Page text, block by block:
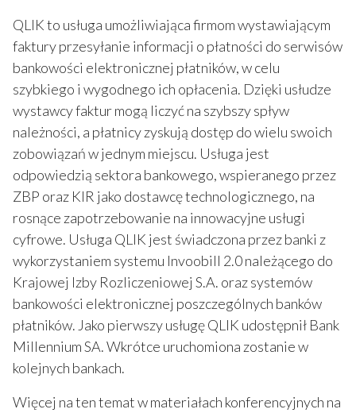
QLIK to usługa umożliwiająca firmom wystawiającym
faktury przesyłanie informacji o płatności do serwisów
bankowości elektronicznej płatników, w celu
szybkiego i wygodnego ich opłacenia. Dzięki usłudze
wystawcy faktur mogą liczyć na szybszy spływ
należności, a płatnicy zyskują dostęp do wielu swoich
zobowiązań w jednym miejscu. Usługa jest
odpowiedzią sektora bankowego, wspieranego przez
ZBP oraz KIR jako dostawcę technologicznego, na
rosnące zapotrzebowanie na innowacyjne usługi
cyfrowe. Usługa QLIK jest świadczona przez banki z
wykorzystaniem systemu Invoobill 2.0 należącego do
Krajowej Izby Rozliczeniowej S.A. oraz systemów
bankowości elektronicznej poszczególnych banków
płatników. Jako pierwszy usługę QLIK udostępnił Bank
Millennium SA. Wkrótce uruchomiona zostanie w
kolejnych bankach.
Więcej na ten temat w materiałach konferencyjnych na